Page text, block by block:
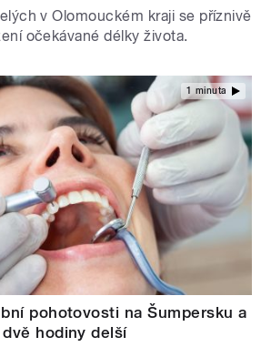
v Olomouckém kraji se příznivě
očekávané délky života.
1 minuta
pohotovosti na Šumpersku a
hodiny delší